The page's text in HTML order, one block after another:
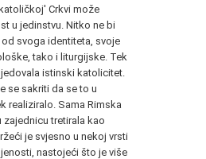
Crkvi može
u jedinstvu. Nitko ne bi
svoga identiteta, svoje
tako i liturgijske. Tek
istinski katolicitet.
se sakriti da se to u
realiziralo. Sama Rimska
zajednicu tretirala kao
je svjesno u nekoj vrsti
nastojeći što je više